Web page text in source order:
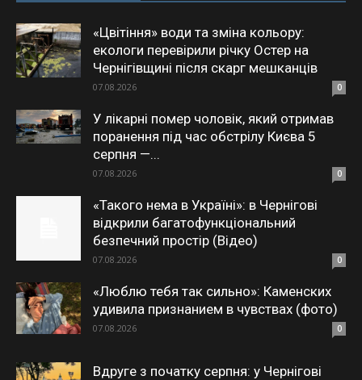
«Цвітіння» води та зміна кольору:
екологи перевірили річку Остер на
Чернігівщині після скарг мешканців
07.08.2026 0
У лікарні помер чоловік, який отримав
поранення під час обстрілу Києва 5
серпня —...
07.08.2026 0
«Такого нема в Україні»: в Чернігові
відкрили багатофункціональний
безпечний простір (Відео)
07.08.2026 0
«Люблю тебя так сильно»: Каменских
удивила признанием в чувствах (фото)
07.08.2026 0
Вдруге з початку серпня: у Чернігові